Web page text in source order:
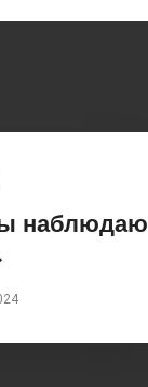
наблюдаю